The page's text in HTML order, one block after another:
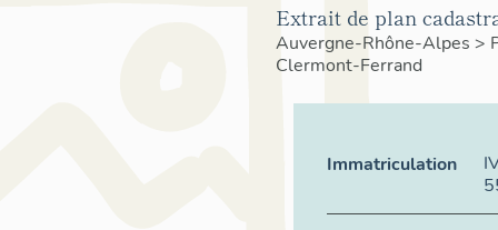
Extrait de plan
Auvergne-Rhône-Alpes >
Clermont-Ferrand
Immatriculation